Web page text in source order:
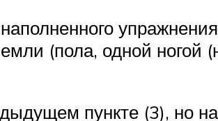
(пола, одной
пункте (3), но